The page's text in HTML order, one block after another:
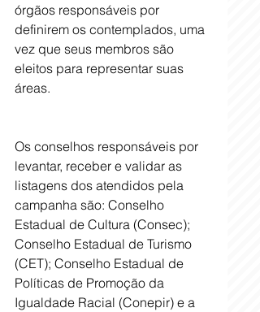
órgãos responsáveis por
definirem os contemplados, uma
vez que seus membros são
eleitos para representar suas
áreas.
Os conselhos responsáveis por
levantar, receber e validar as
listagens dos atendidos pela
campanha são: Conselho
Estadual de Cultura (Consec);
Conselho Estadual de Turismo
(CET); Conselho Estadual de
Políticas de Promoção da
Igualdade Racial (Conepir) e a